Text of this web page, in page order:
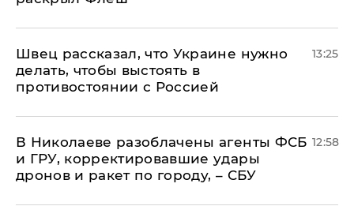
Швец рассказал, что Украине нужно
делать, чтобы выстоять в
противостоянии с Россией
13:25
В Николаеве разоблачены агенты ФСБ
и ГРУ, корректировавшие удары
дронов и ракет по городу, – СБУ
12:58